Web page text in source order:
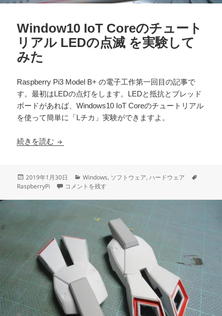
Window10 IoT Coreのチュート
リアル LEDの点滅 を実験して
みた
Raspberry Pi3 Model B+ の電子工作第一回目の記事で
す。最初はLEDの点灯をします。LEDと抵抗とブレッド
ボードがあれば、Windows10 IoT Coreのチュートリアル
を使って簡単に「Lチカ」実験ができますよ。
続きを読む Window10 IoT Coreのチュートリアル LEDの点滅
投
稿
2019年1月30日
カ
テ
Windows, ソフトウェア,ハードウェア
RaspberryPi Window10 IoT Coreのチュートリアル LEDの点滅 を実験
コメントを残す